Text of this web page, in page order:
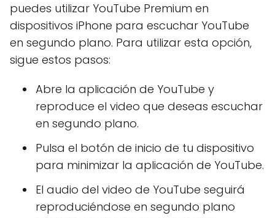
puedes utilizar YouTube Premium en
dispositivos iPhone para escuchar YouTube
en segundo plano. Para utilizar esta opción,
sigue estos pasos:
Abre la aplicación de YouTube y
reproduce el video que deseas escuchar
en segundo plano.
Pulsa el botón de inicio de tu dispositivo
para minimizar la aplicación de YouTube.
El audio del video de YouTube seguirá
reproduciéndose en segundo plano